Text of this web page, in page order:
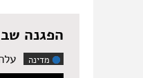
הפגנה
מדינה עלה ב-